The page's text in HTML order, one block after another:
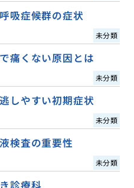
吸症候群の症状
未分類
痛くない原因とは
未分類
しやすい初期症状
未分類
検査の重要性
未分類